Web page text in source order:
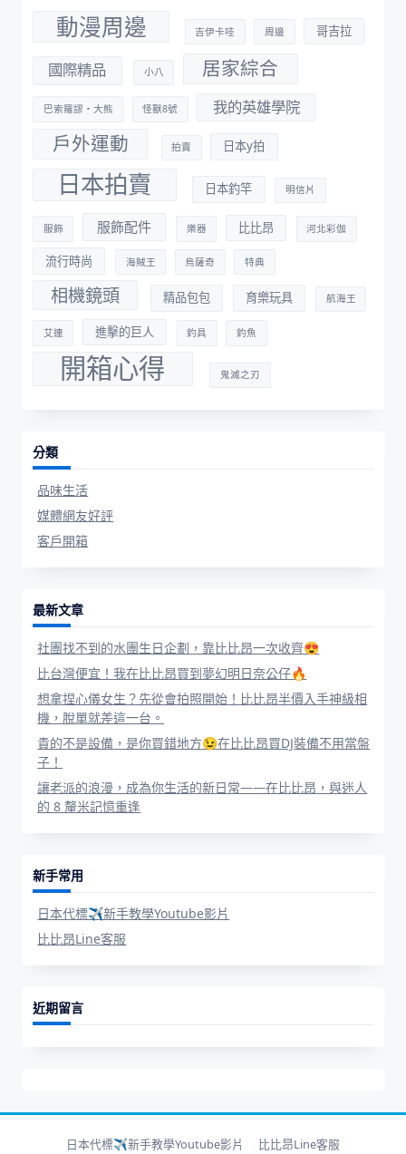
動漫周邊
吉伊卡哇 周邊 哥吉拉
國際精品 小八 居家綜合
巴索羅謬・大熊 怪獸8號 我的英雄學院
戶外運動 拍賣 日本y拍
日本拍賣 日本釣竿 明信片
服飾 服飾配件 樂器 比比昂 河北彩伽
流行時尚 海賊王 烏薩奇 特典
相機鏡頭 精品包包 育樂玩具 航海王
艾連 進擊的巨人 釣具 釣魚
開箱心得 鬼滅之刃
分類
品味生活
媒體網友好評
客戶開箱
最新文章
社團找不到的水團生日企劃，靠比比昂一次收齊😍
比台灣便宜！我在比比昂買到夢幻明日奈公仔🔥
想拿捏心儀女生？先從會拍照開始！比比昂半價入手神級相
機，脫單就差這一台。
貴的不是設備，是你買錯地方😉在比比昂買DJ裝備不用當盤
子！
讓老派的浪漫，成為你生活的新日常——在比比昂，與迷人
的 8 釐米記憶重逢
新手常用
日本代標✈新手教學Youtube影片
比比昂Line客服
近期留言
日本代標✈新手教學Youtube影片 比比昂Line客服